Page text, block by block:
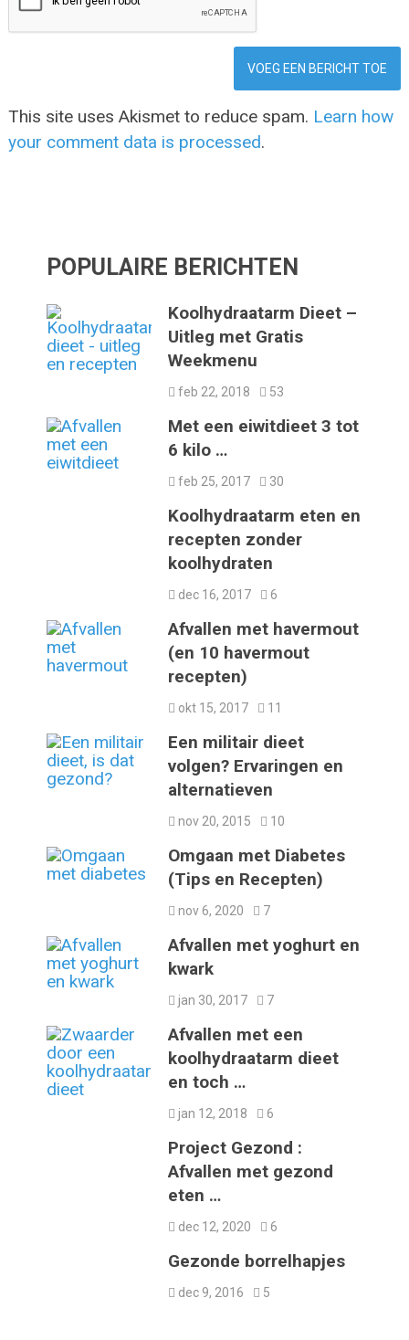
This site uses Akismet to reduce spam. Learn how
your comment data is processed.
POPULAIRE BERICHTEN
Koolhydraatarm Dieet –
Uitleg met Gratis
Weekmenu
feb 22, 2018 53
Met een eiwitdieet 3 tot
6 kilo …
feb 25, 2017 30
Koolhydraatarm eten en
recepten zonder
koolhydraten
dec 16, 2017 6
Afvallen met havermout
(en 10 havermout
recepten)
okt 15, 2017 11
Een militair dieet
volgen? Ervaringen en
alternatieven
nov 20, 2015 10
Omgaan met Diabetes
(Tips en Recepten)
nov 6, 2020 7
Afvallen met yoghurt en
kwark
jan 30, 2017 7
Afvallen met een
koolhydraatarm dieet
en toch …
jan 12, 2018 6
Project Gezond :
Afvallen met gezond
eten …
dec 12, 2020 6
Gezonde borrelhapjes
dec 9, 2016 5